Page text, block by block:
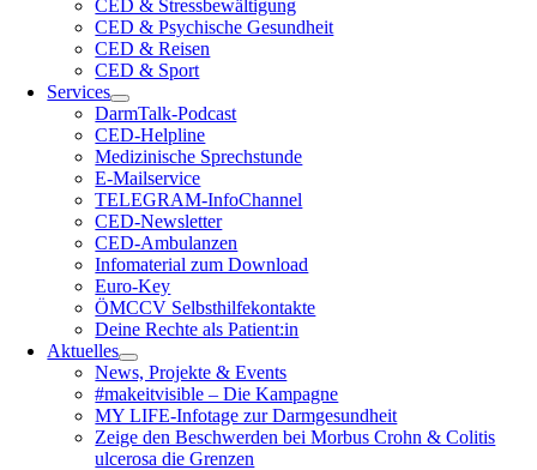
CED & Stressbewältigung
CED & Psychische Gesundheit
CED & Reisen
CED & Sport
Services
DarmTalk-Podcast
CED-Helpline
Medizinische Sprechstunde
E-Mailservice
TELEGRAM-InfoChannel
CED-Newsletter
CED-Ambulanzen
Infomaterial zum Download
Euro-Key
ÖMCCV Selbsthilfekontakte
Deine Rechte als Patient:in
Aktuelles
News, Projekte & Events
#makeitvisible – Die Kampagne
MY LIFE-Infotage zur Darmgesundheit
Zeige den Beschwerden bei Morbus Crohn & Colitis
ulcerosa die Grenzen